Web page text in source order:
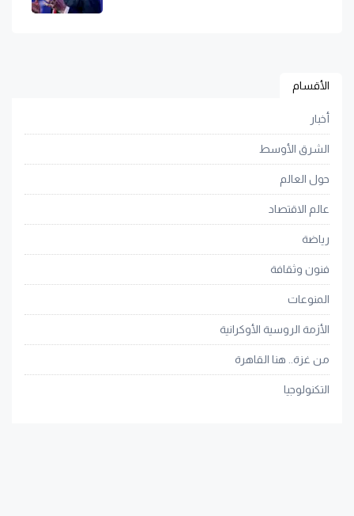
الأقسام
أخبار
الشرق الأوسط
حول العالم
عالم الاقتصاد
رياضة
فنون وثقافة
المنوعات
الأزمة الروسية الأوكرانية
من غزة.. هنا القاهرة
التكنولوجيا